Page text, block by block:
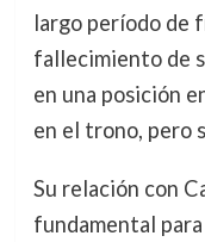
largo período de
fallecimiento de
en una posición
en el trono, pero
Su relación con
fundamental